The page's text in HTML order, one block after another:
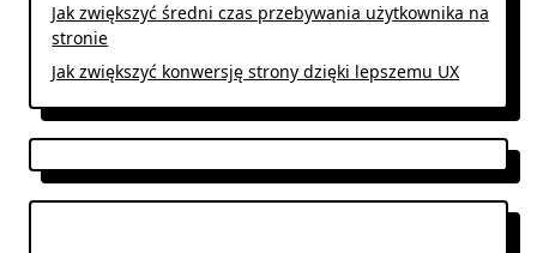
Jak zwiększyć średni czas przebywania użytkownika na
stronie
Jak zwiększyć konwersję strony dzięki lepszemu UX